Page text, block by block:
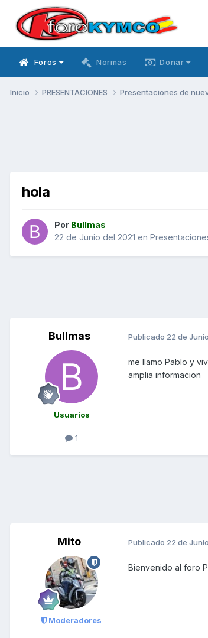
Foros Normas Donar
Inicio PRESENTACIONES Presentaciones de
hola
Por Bullmas
22 de Junio del 2021 en
Bullmas
Usuarios
1
Publicado 22 de
me llamo Pablo y
amplia informacion
Mito
Moderadores
Publicado 22 de
Bienvenido al foro